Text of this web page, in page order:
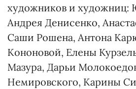
художников и художниц:
Андрея Денисенко,
Саши Рошена, Антона
Кононовой, Елены
Мазура, Дарьи
Немировского, Карины